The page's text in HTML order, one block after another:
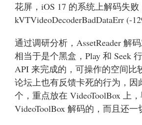
花屏，iOS 17 的系统上解码失
kVTVideoDecoderBadDataErr (-
通过调研分析，AssetReader 解
相当于是个黑盒，Play 和 Seek
API 来完成的，可操作的空间比
论坛上也有反馈卡死的行为，因
个，重点放在 VideoToolBox 上
VideoToolBox 解码的，而且还一